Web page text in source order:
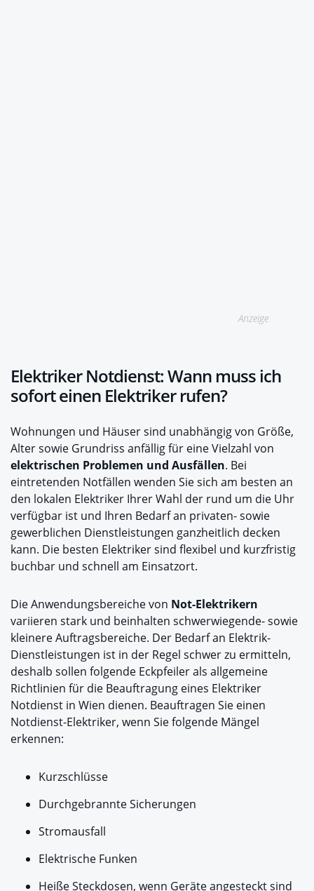
Anzeige
Elektriker Notdienst: Wann muss ich
sofort einen Elektriker rufen?
Wohnungen und Häuser sind unabhängig von Größe,
Alter sowie Grundriss anfällig für eine Vielzahl von
elektrischen Problemen und Ausfällen. Bei
eintretenden Notfällen wenden Sie sich am besten an
den lokalen Elektriker Ihrer Wahl der rund um die Uhr
verfügbar ist und Ihren Bedarf an privaten- sowie
gewerblichen Dienstleistungen ganzheitlich decken
kann. Die besten Elektriker sind flexibel und kurzfristig
buchbar und schnell am Einsatzort.
Die Anwendungsbereiche von Not-Elektrikern
variieren stark und beinhalten schwerwiegende- sowie
kleinere Auftragsbereiche. Der Bedarf an Elektrik-
Dienstleistungen ist in der Regel schwer zu ermitteln,
deshalb sollen folgende Eckpfeiler als allgemeine
Richtlinien für die Beauftragung eines Elektriker
Notdienst in Wien dienen. Beauftragen Sie einen
Notdienst-Elektriker, wenn Sie folgende Mängel
erkennen:
Kurzschlüsse
Durchgebrannte Sicherungen
Stromausfall
Elektrische Funken
Heiße Steckdosen, wenn Geräte angesteckt sind